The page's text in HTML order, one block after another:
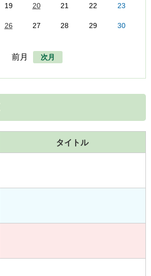
19 20 21 22 23
26 27 28 29
30
前月 次月
タイトル